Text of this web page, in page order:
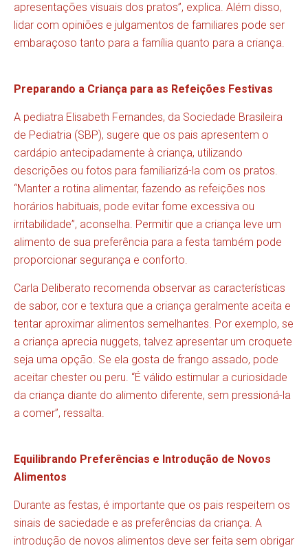
apresentações visuais dos pratos”, explica. Além disso,
lidar com opiniões e julgamentos de familiares pode ser
embaraçoso tanto para a família quanto para a criança.
Preparando a Criança para as Refeições Festivas
A pediatra Elisabeth Fernandes, da Sociedade Brasileira
de Pediatria (SBP), sugere que os pais apresentem o
cardápio antecipadamente à criança, utilizando
descrições ou fotos para familiarizá-la com os pratos.
“Manter a rotina alimentar, fazendo as refeições nos
horários habituais, pode evitar fome excessiva ou
irritabilidade”, aconselha. Permitir que a criança leve um
alimento de sua preferência para a festa também pode
proporcionar segurança e conforto.
Carla Deliberato recomenda observar as características
de sabor, cor e textura que a criança geralmente aceita e
tentar aproximar alimentos semelhantes. Por exemplo, se
a criança aprecia nuggets, talvez apresentar um croquete
seja uma opção. Se ela gosta de frango assado, pode
aceitar chester ou peru. “É válido estimular a curiosidade
da criança diante do alimento diferente, sem pressioná-la
a comer”, ressalta.
Equilibrando Preferências e Introdução de Novos
Alimentos
Durante as festas, é importante que os pais respeitem os
sinais de saciedade e as preferências da criança. A
introdução de novos alimentos deve ser feita sem obrigar